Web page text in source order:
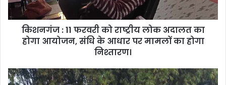
किशनगंज : 11 फरवरी को राष्ट्रीय लोक अदालत का
होगा आयोजन, संधि के आधार पर मामलों का होगा
निश्तारण।